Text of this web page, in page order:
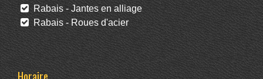
Rabais - Jantes en alliage
Rabais - Roues d'acier